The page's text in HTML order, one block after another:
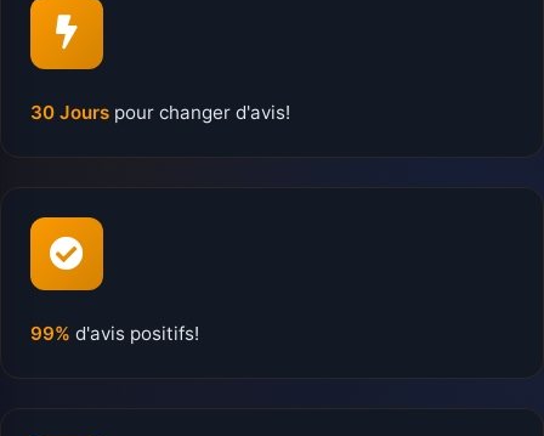
30 Jours pour changer d'avis!
99% d'avis positifs!